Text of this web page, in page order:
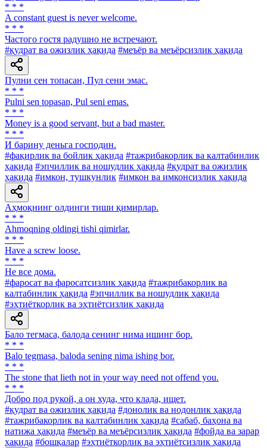
* * *
A constant guest is never welcome.
* * *
Частого гостя радушно не встречают.
#қудрат ва ожизлик ҳақида #меъёр ва меъёрсизлик ҳақида
Пулни сен топасан, Пул сени эмас.
* * *
Pulni sen topasan, Pul seni emas.
* * *
Money is a good servant, but a bad master.
* * *
И барину деньга господин.
#фақирлик ва бойлик ҳақида #тажрибакорлик ва калтабинлик
ҳақида #эпчиллик ва ношудлик ҳақида #қудрат ва ожизлик
ҳақида #имкон, тушкунлик #имкон ва имконсизлик ҳақида
Аҳмоқнинг олдинги тиши қимирлар.
* * *
Ahmoqning oldingi tishi qimirlar.
* * *
Have a screw loose.
* * *
He все дома.
#фаросат ва фаросатсизлик ҳақида #тажрибакорлик ва
калтабинлик ҳақида #эпчиллик ва ношудлик ҳақида
#эҳтиёткорлик ва эҳтиётсизлик ҳақида
Бало тегмаса, балода сенинг нима ишинг бор.
* * *
Balo tegmasa, baloda sening nima ishing bor.
* * *
The stone that lieth not in your way need not offend you.
* * *
Добро под рукой, а он худа, что клада, ищет.
#қудрат ва ожизлик ҳақида #донолик ва нодонлик ҳақида
#тажрибакорлик ва калтабинлик ҳақида #сабаб, баҳона ва
натижа ҳақида #меъёр ва меъёрсизлик ҳақида #фойда ва зарар
ҳақида #бошқалар #эҳтиёткорлик ва эҳтиётсизлик ҳақида